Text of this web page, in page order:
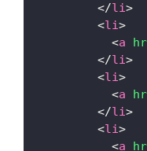
</li>
<li>
<a
</li>
<li>
<a
</li>
<li>
<a